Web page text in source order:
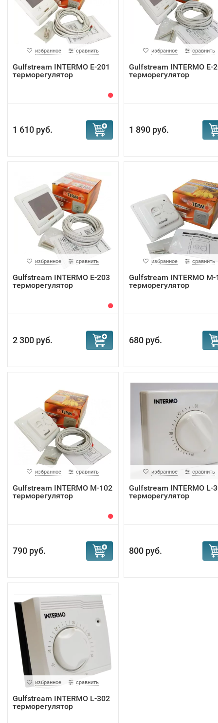
избранное сравнить
Gulfstream INTERMO E-201
терморегулятор
1 610 руб.
избранное сравнить
Gulfstream INTERMO E-
терморегулятор
1 890 руб.
избранное сравнить
Gulfstream INTERMO E-203
терморегулятор
2 300 руб.
избранное сравнить
Gulfstream INTERMO M-
терморегулятор
680 руб.
избранное сравнить
Gulfstream INTERMO M-102
терморегулятор
790 руб.
избранное сравнить
Gulfstream INTERMO L-
терморегулятор
800 руб.
избранное сравнить
Gulfstream INTERMO L-302
терморегулятор